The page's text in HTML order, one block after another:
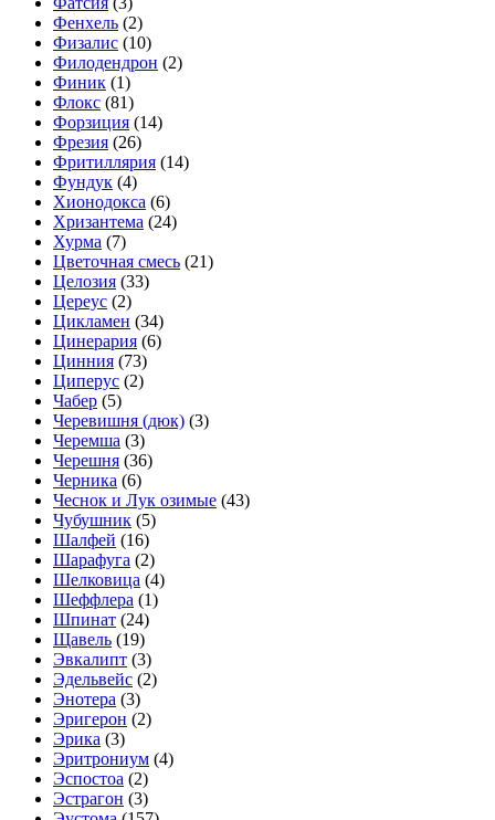
Фенхель (2)
Физалис (10)
Филодендрон (2)
Финик (1)
Флокс (81)
Форзиция (14)
Фрезия (26)
Фритиллярия (14)
Фундук (4)
Хионодокса (6)
Хризантема (24)
Хурма (7)
Цветочная смесь (21)
Целозия (33)
Цереус (2)
Цикламен (34)
Цинерария (6)
Цинния (73)
Циперус (2)
Чабер (5)
Черевишня (дюк) (3)
Черемша (3)
Черешня (36)
Черника (6)
Чеснок и Лук озимые (43)
Чубушник (5)
Шалфей (16)
Шарафуга (2)
Шелковица (4)
Шеффлера (1)
Шпинат (24)
Щавель (19)
Эвкалипт (3)
Эдельвейс (2)
Энотера (3)
Эригерон (2)
Эрика (3)
Эритрониум (4)
Эспостоа (2)
Эстрагон (3)